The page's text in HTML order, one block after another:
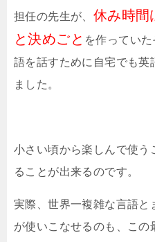
担任の先生が、 休み時間
と決めごと を作ってい
語を話すために自宅でも英
ました。
小さい頃から楽しんで使う
ることが出来るのです。
実際、世界一複雑な言語と
が使いこなせるのも、この